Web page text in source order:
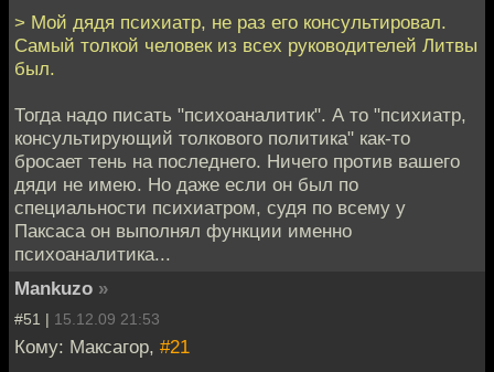
> Мой дядя психиатр, не раз его консультировал.
Самый толкой человек из всех руководителей Литвы
был.
Тогда надо писать "психоаналитик". А то "психиатр,
консультирующий толкового политика" как-то
бросает тень на последнего. Ничего против вашего
дяди не имею. Но даже если он был по
специальности психиатром, судя по всему у
Паксаса он выполнял функции именно
психоаналитика...
Mankuzo »
#51 | 15.12.09 21:53
Кому: Максагор, #21